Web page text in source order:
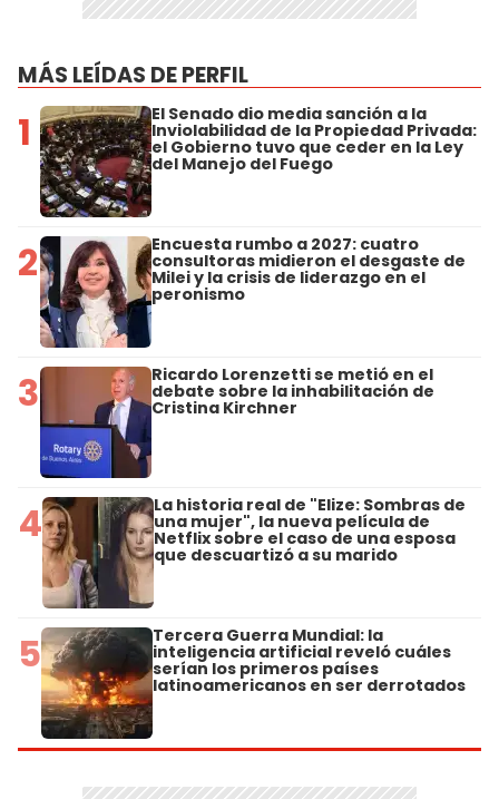
MÁS LEÍDAS DE PERFIL
1 El Senado dio media sanción a la
Inviolabilidad de la Propiedad Privada:
el Gobierno tuvo que ceder en la Ley
del Manejo del Fuego
2 Encuesta rumbo a 2027: cuatro
consultoras midieron el desgaste de
Milei y la crisis de liderazgo en el
peronismo
3 Ricardo Lorenzetti se metió en el
debate sobre la inhabilitación de
Cristina Kirchner
4 La historia real de "Elize: Sombras de
una mujer", la nueva película de
Netflix sobre el caso de una esposa
que descuartizó a su marido
5 Tercera Guerra Mundial: la
inteligencia artificial reveló cuáles
serían los primeros países
latinoamericanos en ser derrotados